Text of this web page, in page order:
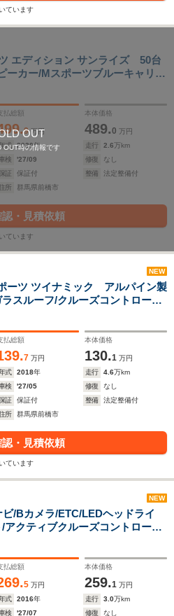
ています
OUT
時の情報です
エディション サンライズ 50台
ーカー/Mスポーツブルーキャリパ
純正ナビ/Bカメラ/ETC/LEDヘッ
フト/シートヒーター/ステアリン
払総額
9 万円
本体価格
489.0 万円
式
2020年 走行 2.6万km
車検
'27/09 修復
なし
証
保証付 整備
法定整備付
所
群馬県前橋市
・見積依頼
ています
NEW
ーツ ツイナミック アルパイン製
スルーフ/クルーズコントロール/
シスト/パドルシフト/ETC/レザ
純正17インチアルミホイール/キ
払総額
7 万円
本体価格
130.1 万円
式
2018年 走行 4.6万km
検
'27/05 修復
なし
証
保証付 整備
法定整備付
所
群馬県前橋市
・見積依頼
ています
NEW
/Bカメラ/ETC/LEDヘッドライ
アクティブクルーズコントロール/
モリー機能付きパワーシート/シ
ートキー/キーレス
払総額
5 万円
本体価格
259.1 万円
式
2016年 走行 3.0万km
検
'27/07 修復 なし